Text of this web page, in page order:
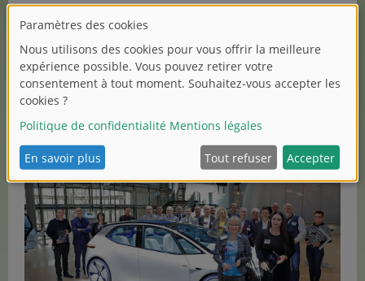
Course
Holzklopfmodell pour la Hans-Peter Porsche Fabrique
des rêves.
Félicitations aux collègues distingués de Schuco!